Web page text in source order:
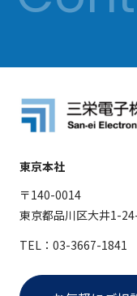
東京本社
〒140-0014
東京都品川区大井1-
TEL：03-3667-1841